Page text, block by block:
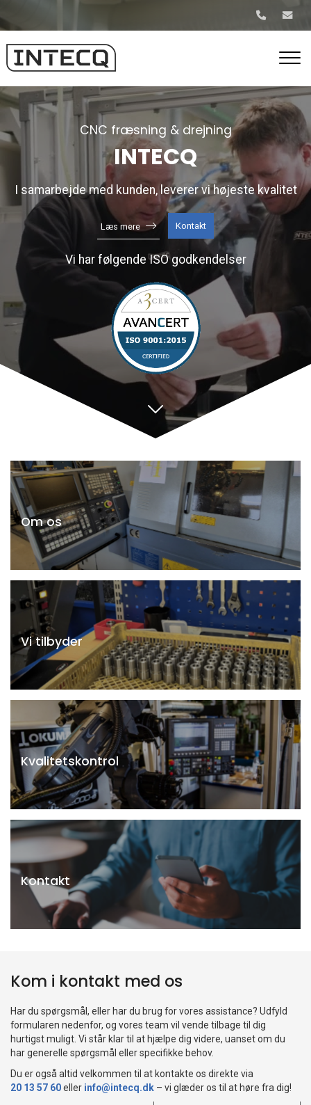
til
hovedindhold
CNC fræsning & drejning
INTECQ
I samarbejde med kunden, leverer vi højeste kvalitet
Læs mere Kontakt
Vi har følgende ISO godkendelser
Om os
Vi tilbyder
Kvalitetskontrol
Kontakt
Kom i kontakt med os
Har du spørgsmål, eller har du brug for vores assistance? Udfyld
formularen nedenfor, og vores team vil vende tilbage til dig
hurtigst muligt. Vi står klar til at hjælpe dig videre, uanset om du
har generelle spørgsmål eller specifikke behov.
Du er også altid velkommen til at kontakte os direkte via
20 13 57 60eller info@intecq.dk – vi glæder os til at høre fra dig!